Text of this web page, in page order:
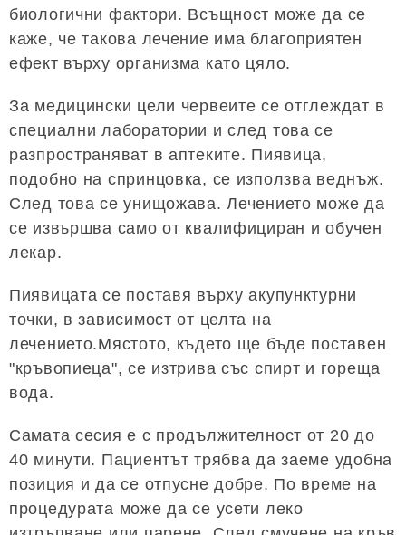
биологични фактори. Всъщност може да се
каже, че такова лечение има благоприятен
ефект върху организма като цяло.
За медицински цели червеите се отглеждат в
специални лаборатории и след това се
разпространяват в аптеките. Пиявица,
подобно на спринцовка, се използва веднъж.
След това се унищожава. Лечението може да
се извършва само от квалифициран и обучен
лекар.
Пиявицата се поставя върху акупунктурни
точки, в зависимост от целта на
лечението.Мястото, където ще бъде поставен
"кръвопиеца", се изтрива със спирт и гореща
вода.
Самата сесия е с продължителност от 20 до
40 минути. Пациентът трябва да заеме удобна
позиция и да се отпусне добре. По време на
процедурата може да се усети леко